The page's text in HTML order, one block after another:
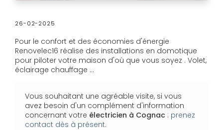
26-02-2025
Pour le confort et des économies d'énergie
Renovelec16 réalise des installations en domotique
pour piloter votre maison d'où que vous soyez . Volet,
éclairage chauffage ...
Vous souhaitant une agréable visite, si vous
avez besoin d'un complément d'information
concernant votre électricien à Cognac : prenez
contact dès à présent.